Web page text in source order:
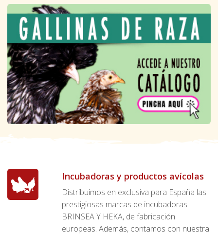
Incubadoras y productos avícolas
Distribuimos en exclusiva para España las
prestigiosas marcas de incubadoras
BRINSEA Y HEKA, de fabricación
europeas. Además, contamos con nuestra